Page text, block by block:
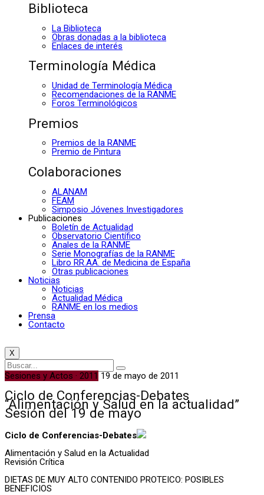
Biblioteca
La Biblioteca
Obras donadas a la biblioteca
Enlaces de interés
Terminología Médica
Unidad de Terminología Médica
Recomendaciones de la RANME
Foros Terminológicos
Premios
Premios de la RANME
Premio de Pintura
Colaboraciones
ALANAM
FEAM
Simposio Jóvenes Investigadores
Publicaciones
Boletín de Actualidad
Observatorio Científico
Anales de la RANME
Serie Monografías de la RANME
Libro RR.AA. de Medicina de España
Otras publicaciones
Noticias
Noticias
Actualidad Médica
RANME en los medios
Prensa
Contacto
X
Sesiones y Actos · 2011 19 de mayo de 2011
Ciclo de Conferencias-Debates
“Alimentación y Salud en la actualidad”
Sesión del 19 de mayo
Ciclo de Conferencias-Debates
Alimentación y Salud en la Actualidad
Revisión Crítica
DIETAS DE MUY ALTO CONTENIDO PROTEICO: POSIBLES
BENEFICIOS